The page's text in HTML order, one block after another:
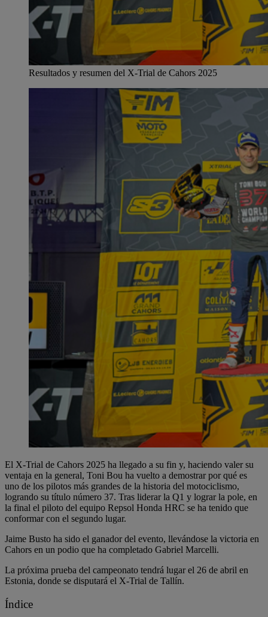
Resultados y resumen del X-Trial de Cahors 2025
El X-Trial de Cahors 2025 ha llegado a su fin y, haciendo valer su
ventaja en la general, Toni Bou ha vuelto a demostrar por qué es
uno de los pilotos más grandes de la historia del motociclismo,
logrando su título número 37. Tras liderar la Q1 y lograr la pole, en
la final el piloto del equipo Repsol Honda HRC se ha tenido que
conformar con el segundo lugar.
Jaime Busto ha sido el ganador del evento, llevándose la victoria en
Cahors en un podio que ha completado Gabriel Marcelli.
La próxima prueba del campeonato tendrá lugar el 26 de abril en
Estonia, donde se disputará el X-Trial de Tallín.
Índice